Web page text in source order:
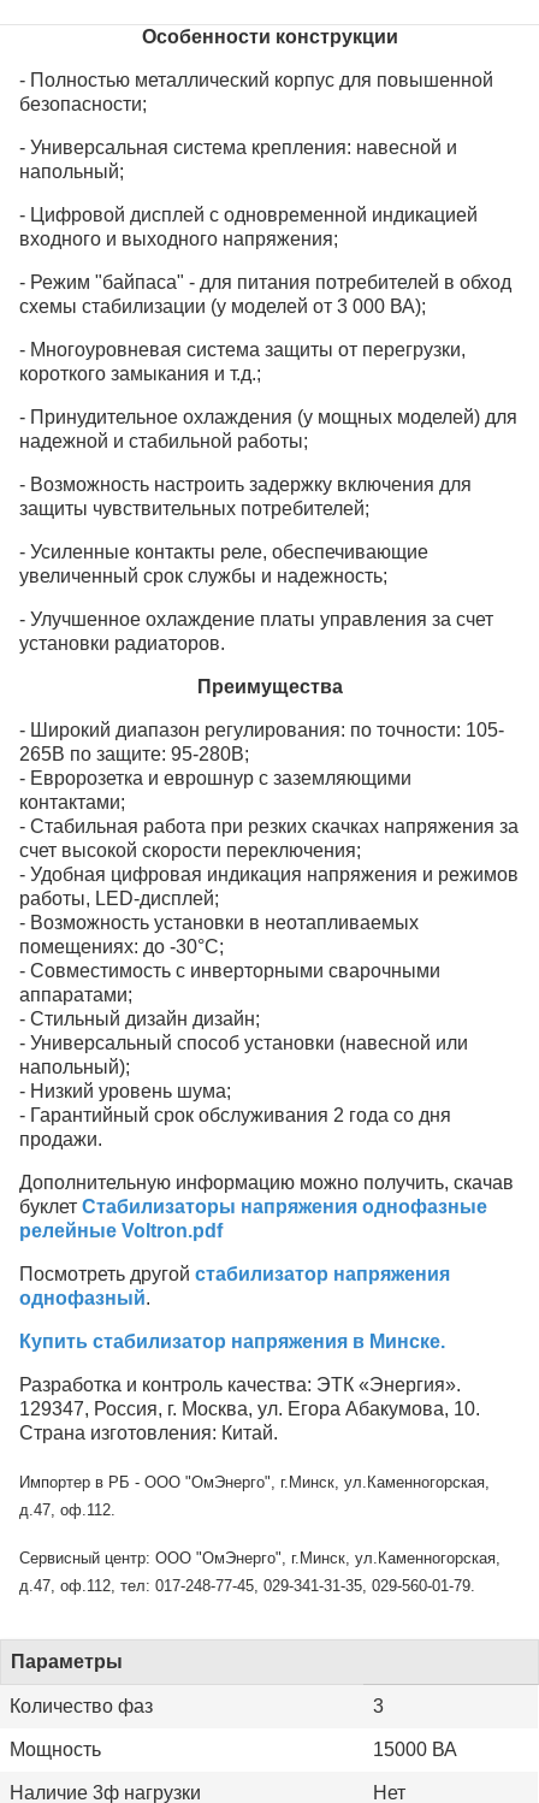
Особенности конструкции
- Полностью металлический корпус для повышенной
безопасности;
- Универсальная система крепления: навесной и
напольный;
- Цифровой дисплей с одновременной индикацией
входного и выходного напряжения;
- Режим "байпаса" - для питания потребителей в обход
схемы стабилизации (у моделей от 3 000 ВА);
- Многоуровневая система защиты от перегрузки,
короткого замыкания и т.д.;
- Принудительное охлаждения (у мощных моделей) для
надежной и стабильной работы;
- Возможность настроить задержку включения для
защиты чувствительных потребителей;
- Усиленные контакты реле, обеспечивающие
увеличенный срок службы и надежность;
- Улучшенное охлаждение платы управления за счет
установки радиаторов.
Преимущества
- Широкий диапазон регулирования: по точности: 105-
265В по защите: 95-280В;
- Евророзетка и еврошнур с заземляющими
контактами;
- Стабильная работа при резких скачках напряжения за
счет высокой скорости переключения;
- Удобная цифровая индикация напряжения и режимов
работы, LED-дисплей;
- Возможность установки в неотапливаемых
помещениях: до -30°C;
- Совместимость с инверторными сварочными
аппаратами;
- Стильный дизайн дизайн;
- Универсальный способ установки (навесной или
напольный);
- Низкий уровень шума;
- Гарантийный срок обслуживания 2 года со дня
продажи.
Дополнительную информацию можно получить, скачав
буклет Стабилизаторы напряжения однофазные
релейные Voltron.pdf
Посмотреть другой стабилизатор напряжения
однофазный.
Купить стабилизатор напряжения в Минске.
Разработка и контроль качества: ЭТК «Энергия».
129347, Россия, г. Москва, ул. Егора Абакумова, 10.
Страна изготовления: Китай.
Импортер в РБ - ООО "ОмЭнерго", г.Минск, ул.Каменногорская,
д.47, оф.112.
Сервисный центр: ООО "ОмЭнерго", г.Минск, ул.Каменногорская,
д.47, оф.112, тел: 017-248-77-45, 029-341-31-35, 029-560-01-79.
Параметры
Количество фаз 3
Мощность 15000 ВА
Наличие 3ф нагрузки Нет